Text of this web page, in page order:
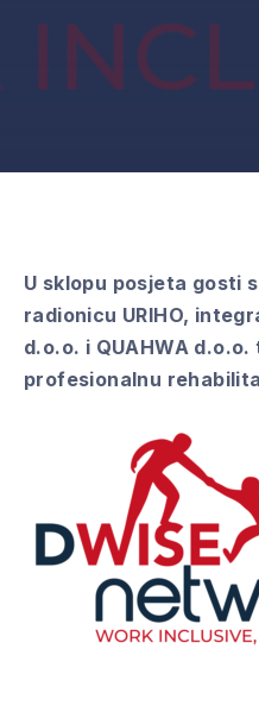
U sklopu posjeta gosti
radionicu URIHO,
d.o.o. i QUAHWA
profesionalnu